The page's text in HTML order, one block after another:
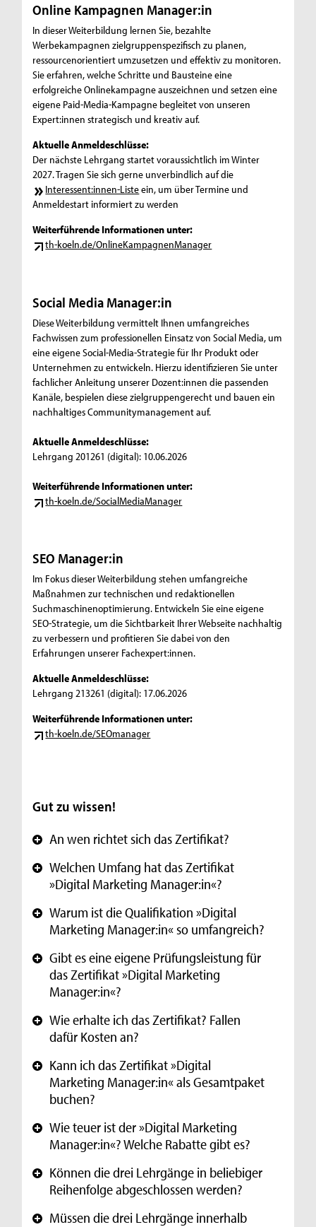
Online Kampagnen Manager:in
In dieser Weiterbildung lernen Sie, bezahlte
Werbekampagnen zielgruppenspezifisch zu planen,
ressourcenorientiert umzusetzen und effektiv zu monitoren.
Sie erfahren, welche Schritte und Bausteine eine
erfolgreiche Onlinekampagne auszeichnen und setzen eine
eigene Paid-Media-Kampagne begleitet von unseren
Expert:innen strategisch und kreativ auf.
Aktuelle Anmeldeschlüsse:
Der nächste Lehrgang startet voraussichtlich im Winter
2027. Tragen Sie sich gerne unverbindlich auf die
Interessent:innen-Listeein, um über Termine und
Anmeldestart informiert zu werden
Weiterführende Informationen unter:
th-koeln.de/OnlineKampagnenManager
Social Media Manager:in
Diese Weiterbildung vermittelt Ihnen umfangreiches
Fachwissen zum professionellen Einsatz von Social Media, um
eine eigene Social-Media-Strategie für Ihr Produkt oder
Unternehmen zu entwickeln. Hierzu identifizieren Sie unter
fachlicher Anleitung unserer Dozent:innen die passenden
Kanäle, bespielen diese zielgruppengerecht und bauen ein
nachhaltiges Communitymanagement auf.
Aktuelle Anmeldeschlüsse:
Lehrgang 201261 (digital): 10.06.2026
Weiterführende Informationen unter:
th-koeln.de/SocialMediaManager
SEO Manager:in
Im Fokus dieser Weiterbildung stehen umfangreiche
Maßnahmen zur technischen und redaktionellen
Suchmaschinenoptimierung. Entwickeln Sie eine eigene
SEO-Strategie, um die Sichtbarkeit Ihrer Webseite nachhaltig
zu verbessern und profitieren Sie dabei von den
Erfahrungen unserer Fachexpert:innen.
Aktuelle Anmeldeschlüsse:
Lehrgang 213261 (digital): 17.06.2026
Weiterführende Informationen unter:
th-koeln.de/SEOmanager
Gut zu wissen!
+ An wen richtet sich das Zertifikat?
+ Welchen Umfang hat das Zertifikat
»Digital Marketing Manager:in«?
+ Warum ist die Qualifikation »Digital
Marketing Manager:in« so umfangreich?
+ Gibt es eine eigene Prüfungsleistung für
das Zertifikat »Digital Marketing
Manager:in«?
+ Wie erhalte ich das Zertifikat? Fallen
dafür Kosten an?
+ Kann ich das Zertifikat »Digital
Marketing Manager:in« als Gesamtpaket
buchen?
+ Wie teuer ist der »Digital Marketing
Manager:in«? Welche Rabatte gibt es?
+ Können die drei Lehrgänge in beliebiger
Reihenfolge abgeschlossen werden?
+ Müssen die drei Lehrgänge innerhalb